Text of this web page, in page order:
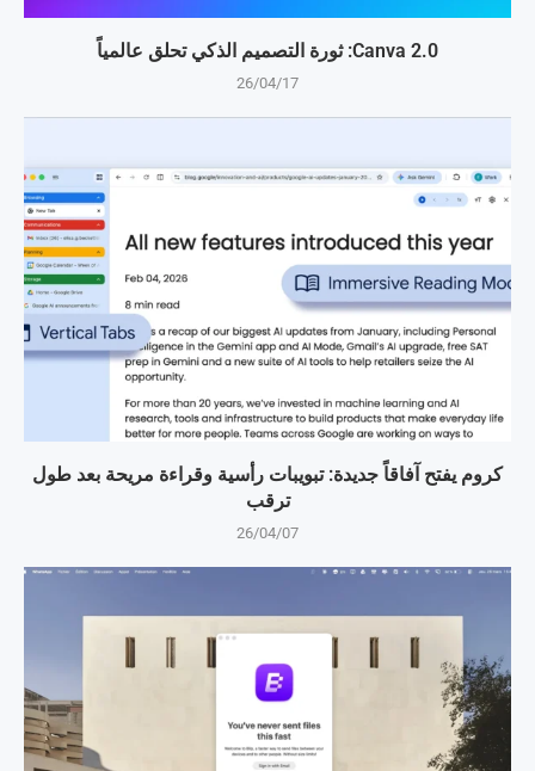
Canva 2.0: ثورة التصميم الذكي تحلق عالمياً
26/04/17
كروم يفتح آفاقاً جديدة: تبويبات رأسية وقراءة مريحة بعد طول
ترقب
26/04/07